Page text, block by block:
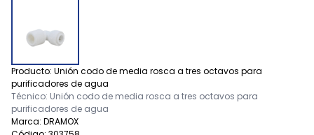
Producto: Unión codo de media rosca a tres octavos para
purificadores de agua
Técnico: Unión codo de media rosca a tres octavos para
purificadores de agua
Marca: DRAMOX